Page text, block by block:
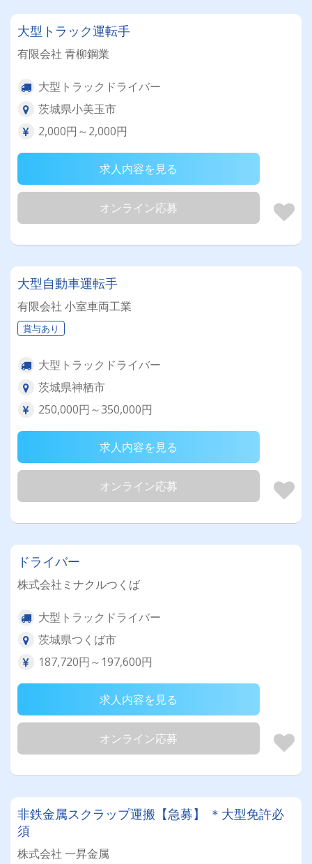
大型トラック運転手
有限会社 青柳鋼業
大型トラックドライバー
茨城県小美玉市
2,000円～2,000円
求人内容を見る
オンライン応募
大型自動車運転手
有限会社 小室車両工業
賞与あり
大型トラックドライバー
茨城県神栖市
250,000円～350,000円
求人内容を見る
オンライン応募
ドライバー
株式会社ミナクルつくば
大型トラックドライバー
茨城県つくば市
187,720円～197,600円
求人内容を見る
オンライン応募
非鉄金属スクラップ運搬【急募】 ＊大型免許必
須
株式会社 一昇金属